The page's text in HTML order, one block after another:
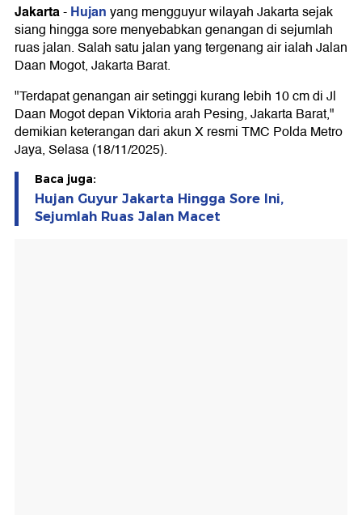
Jakarta-Hujanyang mengguyur wilayah Jakarta sejak
siang hingga sore menyebabkan genangan di sejumlah
ruas jalan. Salah satu jalan yang tergenang air ialah Jalan
Daan Mogot, Jakarta Barat.
"Terdapat genangan air setinggi kurang lebih 10 cm di Jl
Daan Mogot depan Viktoria arah Pesing, Jakarta Barat,"
demikian keterangan dari akun X resmi TMC Polda Metro
Jaya, Selasa (18/11/2025).
Baca juga:
Hujan Guyur Jakarta Hingga Sore Ini,
Sejumlah Ruas Jalan Macet